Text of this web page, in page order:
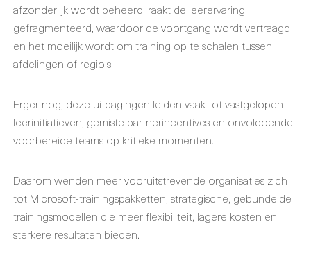
afzonderlijk wordt beheerd, raakt de leerervaring
gefragmenteerd, waardoor de voortgang wordt vertraagd
en het moeilijk wordt om training op te schalen tussen
afdelingen of regio's.
Erger nog, deze uitdagingen leiden vaak tot vastgelopen
leerinitiatieven, gemiste partnerincentives en onvoldoende
voorbereide teams op kritieke momenten.
Daarom wenden meer vooruitstrevende organisaties zich
tot Microsoft-trainingspakketten, strategische, gebundelde
trainingsmodellen die meer flexibiliteit, lagere kosten en
sterkere resultaten bieden.